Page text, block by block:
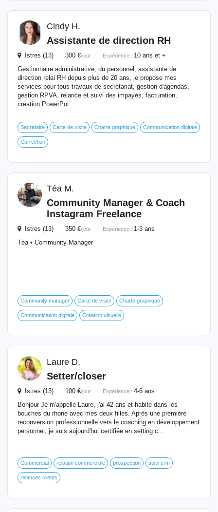
Cindy H.
Assistante de direction RH
Istres (13) 300 €/jour Expérience : 10 ans et +
Gestionnaire administrative, du personnel, assistante de
direction relai RH depuis plus de 20 ans, je propose mes
services pour tous travaux de secrétariat, gestion d'agendas,
gestion RPVA, relance et suivi des impayés, facturation,
création PowerPoi...
Secrétaire Carte de visite Charte graphique Communication digitale
Correction
Téa M.
Community Manager & Coach
Instagram Freelance
Istres (13) 350 €/jour Expérience : 1-3 ans
Téa • Community Manager
Community manager Carte de visite Charte graphique
Communication digitale Création visuelle
Laure D.
Setter/closer
Istres (13) 100 €/jour Expérience : 4-6 ans
Bonjour Je m'appelle Laure, j'ai 42 ans et habite dans les
bouches du rhone avec mes deux filles. Après une première
reconversion professionnelle vers le coaching en développement
personnel, je suis aujourd'hui certifiée en setting c...
Commercial relation commerciale prospection suivi crm
relances clients